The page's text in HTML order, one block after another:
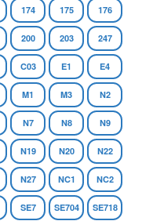
174 175 176
200 203 247
C03 E1 E4
M1 M3 N2
N7 N8 N9
N19 N20 N22
N27 NC1 NC2
SE7 SE704 SE718